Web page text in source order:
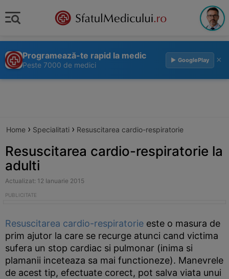
Programează-te rapid la medic
Peste 7000 de medici
▶ GooglePlay ×
Home › Specialitati › Resuscitarea cardio-respiratorie
Resuscitarea cardio-respiratorie la
adulti
Actualizat: 12 Ianuarie 2015
Resuscitarea cardio-respiratorie este o masura de
prim ajutor la care se recurge atunci cand victima
sufera un stop cardiac si pulmonar (inima si
plamanii inceteaza sa mai functioneze). Manevrele
de acest tip, efectuate corect, pot salva viata unui